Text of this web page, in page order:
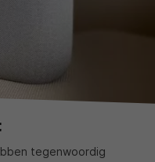
tegenwoordig